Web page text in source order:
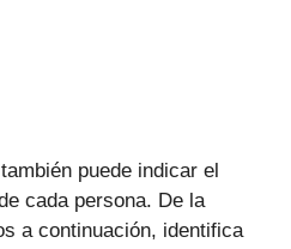
puede indicar el
cada persona. De la
a continuación, identifica